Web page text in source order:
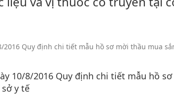
Xử lý kiến
2016 Quy định chi tiết mẫu hồ sơ mời thầu mua
10/8/2016 Quy định chi tiết mẫu hồ
y tế